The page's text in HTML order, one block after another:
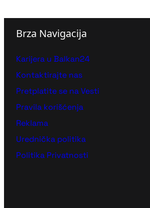
Brza Navigacija
Karijera u Balkan24
Kontaktirajte nas
Pretplatite se na Vesti
Pravila korišćenja
Reklama
Urednička politika
Politika Privatnosti